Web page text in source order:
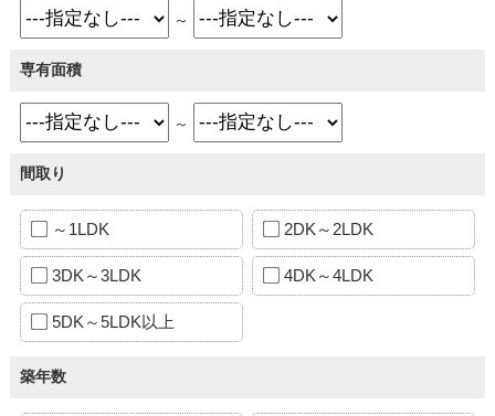
～
専有面積
～
間取り
～1LDK 2DK～2LDK
3DK～3LDK 4DK～4LDK
5DK～5LDK以上
築年数